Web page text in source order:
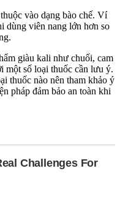
vào dạng bào chế. Ví
dùng viên nang lớn hơn so
giàu kali như chuối, cam
một số loại thuốc cần lưu ý.
thuốc nào nên tham khảo ý
pháp đảm bảo an toàn khi